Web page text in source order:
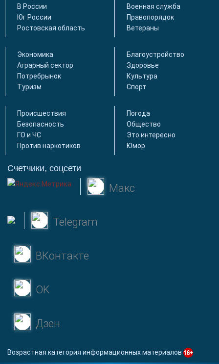
В России
Юг России
Ростовская область
Военная служба
Правопорядок
Ветераны
Экономика
Аграрный сектор
Потребрынок
Туризм
Благоустройство
Здоровье
Культура
Спорт
Происшествия
Безопасность
ГО и ЧС
Против наркотиков
Погода
Общество
Это интересно
Юмор
Счетчики, соцсети
Макс
Telegram
ВКонтакте
OK
Дзен
Возрастная категория информационных материалов